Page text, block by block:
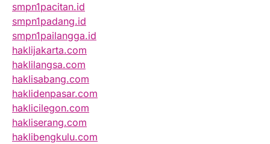
smpn1pacitan.id
smpn1padang.id
smpn1pailangga.id
haklijakarta.com
haklilangsa.com
haklisabang.com
haklidenpasar.com
haklicilegon.com
hakliserang.com
haklibengkulu.com